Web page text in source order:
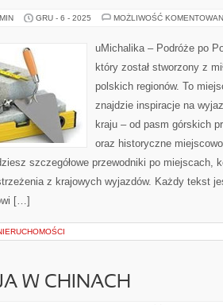
GRU - 6 - 2025 MOŻLIWOŚĆ
uMichalika – Podróże po
który został stworzony z
polskich regionów. To
znajdzie inspiracje na
kraju – od pasm górskich
oraz historyczne
szczegółowe przewodniki po miejscach,
z krajowych wyjazdów. Każdy tekst
[…]
W CHINACH